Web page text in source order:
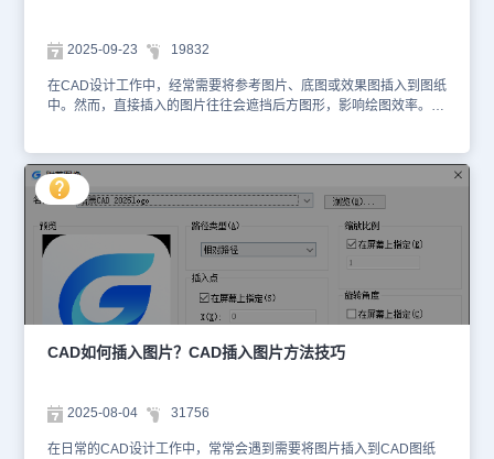
2025-09-23 19832
在CAD设计工作中，经常需要将参考图片、底图或效果图插入到图纸
中。然而，直接插入的图片往往会遮挡后方图形，影响绘图效率。掌
的调整方法技巧。CAD图片透明度的调整方法：1. 调整单个CAD图
片透明度（1）选中目标图片：在浩辰CAD中打开图纸文件后，单击
要调整透明度的CAD图片。（2）调整透明度值：在特性面板中找到
【透明度】选项，输入合适的数值即可。2. 调整整体透明度（1）打
开图层特性管理器启动浩辰CAD打开图纸文件后，在命令行输入
LA，按回车键确认。（2）设置透明度在调出的【图层特性管理器】
对话框的图层列表中找到目标图层，点击该图层对应的【透明度】选
项，在弹出的【图层透明度】对话框中输入透明度数值（0-90），并
点击【确认】。（3）应用到对象确保图片的透明度属性设置为【随
层(bylayer)】，这样它就会继承图层的透明度设置。本文介绍了浩辰
CAD软件中调整CAD图片透明度的两种常用方法，用户可以根据实
计人员更高效地完成设计工作。
CAD如何插入图片？CAD插入图片方法技巧
2025-08-04 31756
在日常的CAD设计工作中，常常会遇到需要将图片插入到CAD图纸